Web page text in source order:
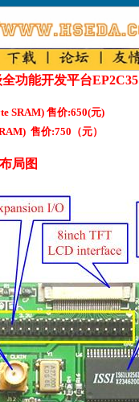
功能开发平台EP2C35
SRAM) 售价:650(元)
售价:750（元）
局图